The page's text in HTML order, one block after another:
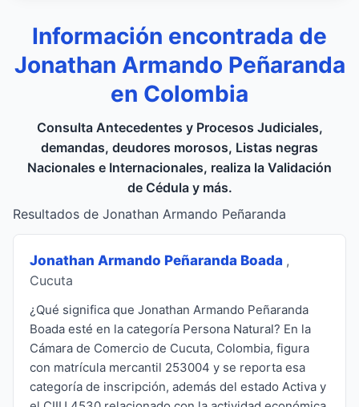
Información encontrada de
Jonathan Armando Peñaranda
en Colombia
Consulta Antecedentes y Procesos Judiciales,
demandas, deudores morosos, Listas negras
Nacionales e Internacionales, realiza la Validación
de Cédula y más.
Resultados de Jonathan Armando Peñaranda
Jonathan Armando Peñaranda Boada ,
Cucuta
¿Qué significa que Jonathan Armando Peñaranda
Boada esté en la categoría Persona Natural? En la
Cámara de Comercio de Cucuta, Colombia, figura
con matrícula mercantil 253004 y se reporta esa
categoría de inscripción, además del estado Activa y